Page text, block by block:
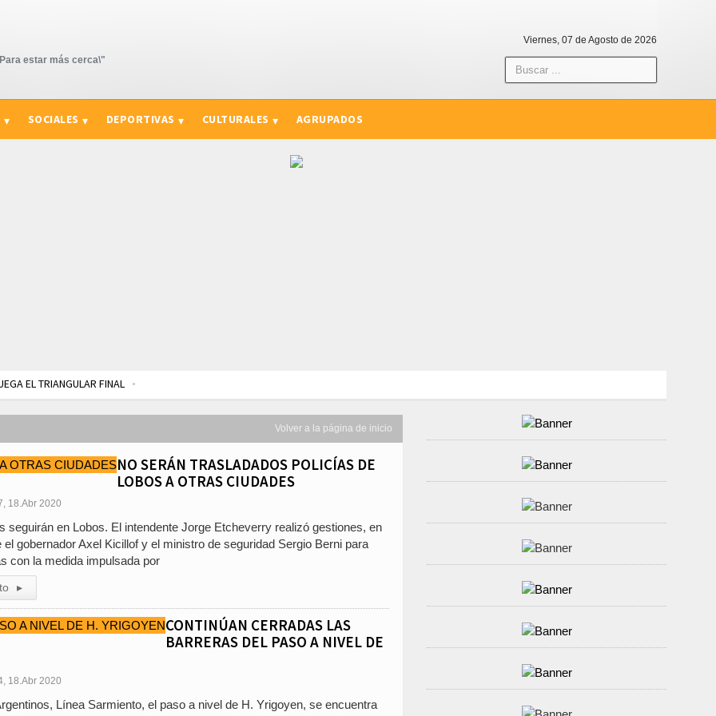
estar más cerca\"
Viernes, 07 de Agosto de 2026
SOCIALES DEPORTIVAS CULTURALES AGRUPADOS
EL TRIANGULAR FINAL
2024 DEL CONSEJO ESCOLAR DE LOBOS APROBADA POR EL TRIBUNAL DE CUENTAS BONAERENSE
EL ELENCO, DINOMO ESTRENO «LOS MARIDOS ENGAÑAN DE 7 A 9»
CALLES ANEGADAS Y CAIDAS DE POSTES Y ARBOLES
Volver a la página de inicio
NO SERÁN TRASLADADOS POLICÍAS DE
LOBOS A OTRAS CIUDADES
18.Abr 2020
seguirán en Lobos. El intendente Jorge Etcheverry realizó gestiones, en
el gobernador Axel Kicillof y el ministro de seguridad Sergio Berni para
con la medida impulsada por
▸
CONTINÚAN CERRADAS LAS
BARRERAS DEL PASO A NIVEL DE
18.Abr 2020
Línea Sarmiento, el paso a nivel de H. Yrigoyen, se encuentra